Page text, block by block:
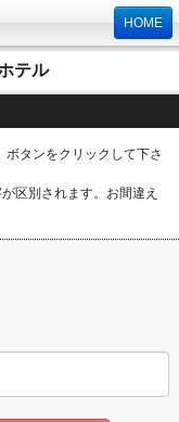
HOME
テル
タンをクリックして下さ
区別されます。お間違え